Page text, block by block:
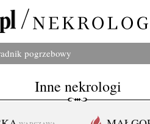
pogrzebowy
Inne nekrologi